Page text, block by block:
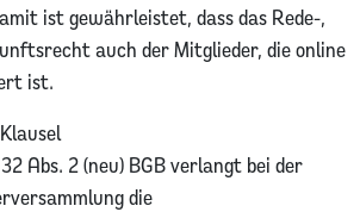
ist gewährleistet, dass das Rede-,
auch der Mitglieder, die online
ist.
Abs. 2 (neu) BGB verlangt bei der
die